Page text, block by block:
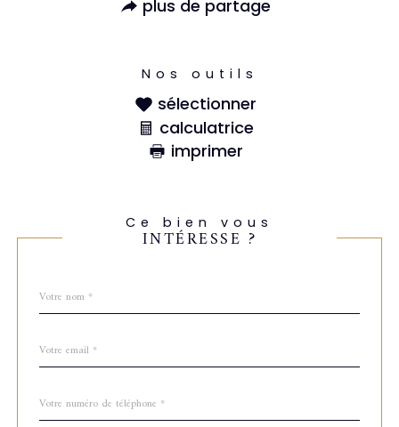
plus de partage
Nos outils
sélectionner
calculatrice
imprimer
Ce bien vous
INTÉRESSE ?
par
*
*
*